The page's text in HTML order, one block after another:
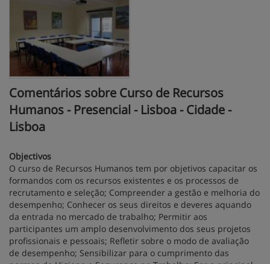
Comentários sobre Curso de Recursos
Humanos - Presencial - Lisboa - Cidade -
Lisboa
Objectivos
O curso de Recursos Humanos tem por objetivos capacitar os
formandos com os recursos existentes e os processos de
recrutamento e seleção; Compreender a gestão e melhoria do
desempenho; Conhecer os seus direitos e deveres aquando
da entrada no mercado de trabalho; Permitir aos
participantes um amplo desenvolvimento dos seus projetos
profissionais e pessoais; Refletir sobre o modo de avaliação
de desempenho; Sensibilizar para o cumprimento das